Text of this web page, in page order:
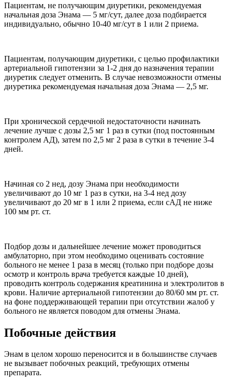
Пациентам, не получающим диуретики, рекомендуемая
начальная доза Энама — 5 мг/сут, далее доза подбирается
индивидуально, обычно 10-40 мг/сут в 1 или 2 приема.
Пациентам, получающим диуретики, с целью профилактики
артериальной гипотензии за 1-2 дня до назначения терапии
диуретик следует отменить. В случае невозможности отмены
диуретика рекомендуемая начальная доза Энама — 2,5 мг.
При хронической сердечной недостаточности начинать
лечение лучше с дозы 2,5 мг 1 раз в сутки (под постоянным
контролем АД), затем по 2,5 мг 2 раза в сутки в течение 3-4
дней.
Начиная со 2 нед, дозу Энама при необходимости
увеличивают до 10 мг 1 раз в сутки, на 3-4 нед дозу
увеличивают до 20 мг в 1 или 2 приема, если сАД не ниже
100 мм рт. ст.
Подбор дозы и дальнейшее лечение может проводиться
амбулаторно, при этом необходимо оценивать состояние
больного не менее 1 раза в месяц (только при подборе дозы
осмотр и контроль врача требуется каждые 10 дней),
проводить контроль содержания креатинина и электролитов в
крови. Наличие артериальной гипотензии до 80/60 мм рт. ст.
на фоне поддерживающей терапии при отсутствии жалоб у
больного не является поводом для отмены Энама.
Побочные действия
Энам в целом хорошо переносится и в большинстве случаев
не вызывает побочных реакций, требующих отмены
препарата.